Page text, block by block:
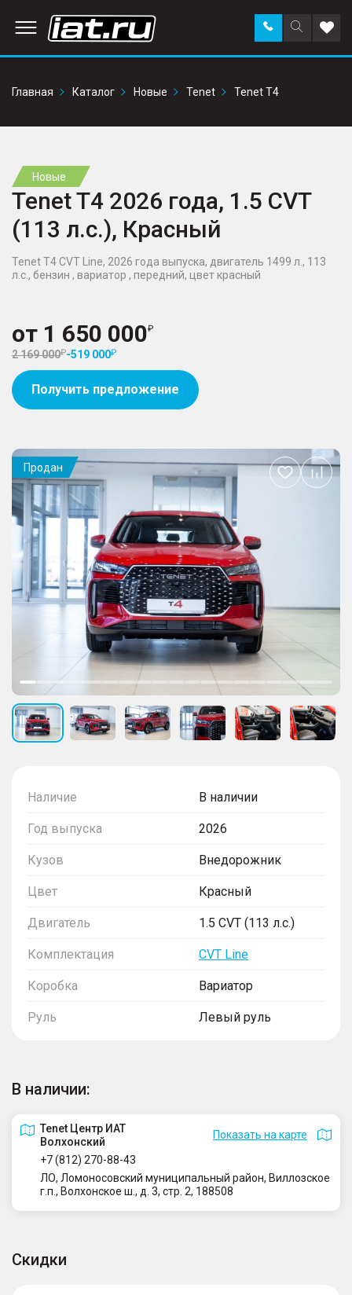
Поиск
по
Заказать
звонок в
Главная
Каталог Новые Tenet Tenet T4
Новые
Tenet T4 2026 года, 1.5 CVT
(113 л.с.), Красный
Tenet T4 CVT Line, 2026 года выпуска, двигатель 1499 л., 113
л.с., бензин , вариатор , передний, цвет красный
от 1 650 000
2 169 000 -519 000
Получить предложение
Наличие В наличии
Год выпуска 2026
Кузов Внедорожник
Цвет Красный
Двигатель 1.5 CVT (113 л.с.)
Комплектация CVT Line
Коробка Вариатор
Руль Левый руль
В наличии:
Tenet Центр ИАТ
Волхонский
Показать на карте
+7 (812) 270-88-43
ЛО, Ломоносовский муниципальный район, Виллозское
г.п., Волхонское ш., д. 3, стр. 2, 188508
Скидки
Продан
Добавить
в